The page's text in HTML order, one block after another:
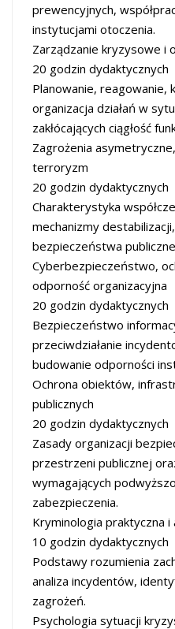
prewencyjnych,
instytucjami otoczenia.
Zarządzanie kryzysowe i
20 godzin dydaktycznych
Planowanie, reagowanie,
organizacja działań w
zakłócających ciągłość
Zagrożenia
terroryzm
20 godzin dydaktycznych
Charakterystyka
mechanizmy
bezpieczeństwa
Cyberbezpieczeństwo,
odporność organizacyjna
20 godzin dydaktycznych
Bezpieczeństwo
przeciwdziałanie
budowanie odporności
Ochrona obiektów,
publicznych
20 godzin dydaktycznych
Zasady organizacji
przestrzeni publicznej
wymagających
zabezpieczenia.
Kryminologia praktyczna i
10 godzin dydaktycznych
Podstawy rozumienia
analiza incydentów,
zagrożeń.
Psychologia sytuacji